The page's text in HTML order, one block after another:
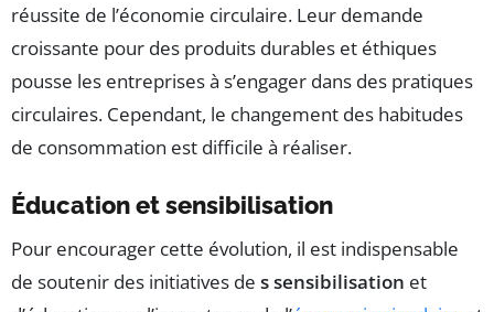
réussite de l’économie circulaire. Leur demande
croissante pour des produits durables et éthiques
pousse les entreprises à s’engager dans des pratiques
circulaires. Cependant, le changement des habitudes
de consommation est difficile à réaliser.
Éducation et sensibilisation
Pour encourager cette évolution, il est indispensable
de soutenir des initiatives de s sensibilisation et